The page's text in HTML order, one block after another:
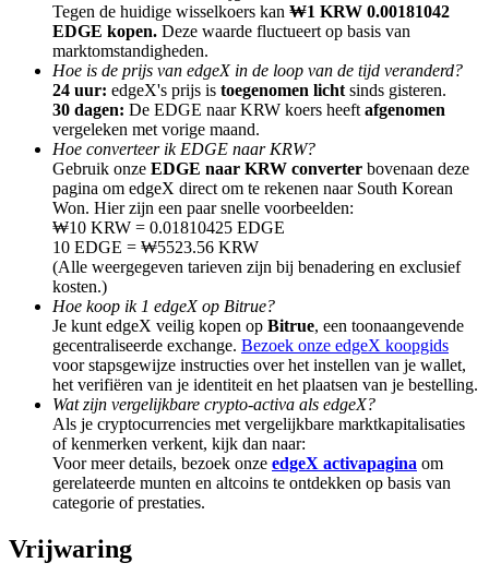
Doorverwijzing
Nodig een vriend uit om contante beloningen te ontvangen
BTC Welcome Rewards
BTC Welcome Rewards
Deposit & Trade BTC to Share 25000 USDT prize pool!
Deposit CASHCAT & Win
Share 500000 CASHCAT prize pool
Tegen de huidige wisselkoers kan ₩1 KRW 0.00181042
EDGE kopen. Deze waarde fluctueert op basis van
marktomstandigheden.
Hoe is de prijs van edgeX in de loop van de tijd veranderd?
24 uur: edgeX's prijs is toegenomen licht sinds gisteren.
30 dagen: De EDGE naar KRW koers heeft afgenomen
vergeleken met vorige maand.
Hoe converteer ik EDGE naar KRW?
Gebruik onze EDGE naar KRW converter bovenaan deze
pagina om edgeX direct om te rekenen naar South Korean
Won. Hier zijn een paar snelle voorbeelden:
₩10 KRW = 0.01810425 EDGE
10 EDGE = ₩5523.56 KRW
(Alle weergegeven tarieven zijn bij benadering en exclusief
kosten.)
Hoe koop ik 1 edgeX op Bitrue?
Je kunt edgeX veilig kopen op Bitrue, een toonaangevende
gecentraliseerde exchange. Bezoek onze edgeX koopgids
voor stapsgewijze instructies over het instellen van je wallet,
het verifiëren van je identiteit en het plaatsen van je bestelling.
Wat zijn vergelijkbare crypto-activa als edgeX?
Als je cryptocurrencies met vergelijkbare marktkapitalisaties
of kenmerken verkent, kijk dan naar:
Voor meer details, bezoek onze edgeX activapagina om
gerelateerde munten en altcoins te ontdekken op basis van
categorie of prestaties.
Vrijwaring